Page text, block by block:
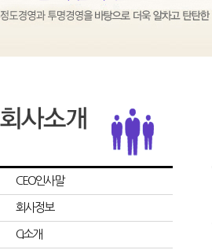
CEO인사말
회사정보
CI소개